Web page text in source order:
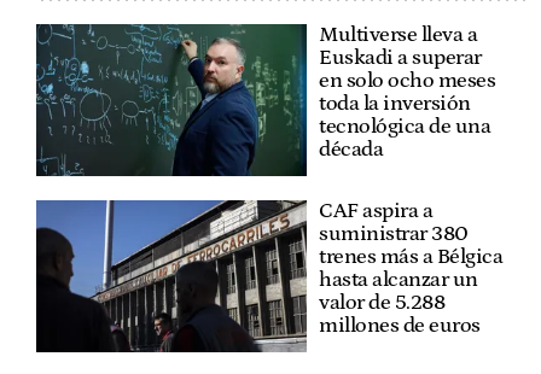
Multiverse lleva a
Euskadi a superar
en solo ocho meses
toda la inversión
tecnológica de una
década
CAF aspira a
suministrar 380
trenes más a Bélgica
hasta alcanzar un
valor de 5.288
millones de euros